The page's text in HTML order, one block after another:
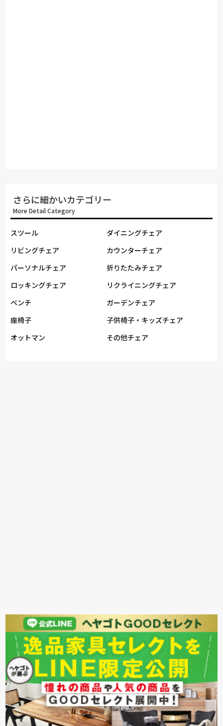
さらに細かいカテゴリー
More Detail Category
スツール
ダイニングチェア
リビングチェア
カウンターチェア
パーソナルチェア
折りたたみチェア
ロッキングチェア
リクライニングチェア
ベンチ
ガーデンチェア
座椅子
子供椅子・キッズチェア
オットマン
その他チェア